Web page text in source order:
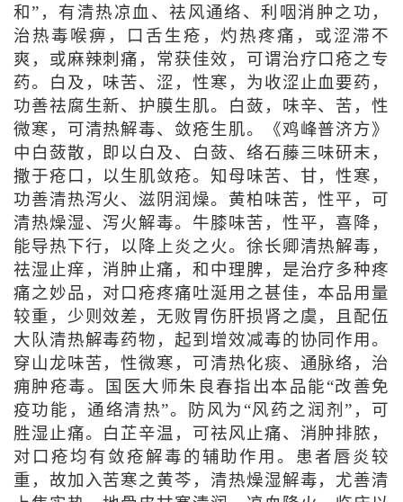
和”，有清热凉血、祛风通络、利咽消肿之功，
治热毒喉痹，口舌生疮，灼热疼痛，或涩滞不
爽，或麻辣刺痛，常获佳效，可谓治疗口疮之专
药。白及，味苦、涩，性寒，为收涩止血要药，
功善祛腐生新、护膜生肌。白蔹，味辛、苦，性
微寒，可清热解毒、敛疮生肌。《鸡峰普济方》
中白蔹散，即以白及、白蔹、络石藤三味研末，
撒于疮口，以生肌敛疮。知母味苦、甘，性寒，
功善清热泻火、滋阴润燥。黄柏味苦，性平，可
清热燥湿、泻火解毒。牛膝味苦，性平，喜降，
能导热下行，以降上炎之火。徐长卿清热解毒，
祛湿止痒，消肿止痛，和中理脾，是治疗多种疼
痛之妙品，对口疮疼痛吐涎用之甚佳，本品用量
较重，少则效差，无败胃伤肝损肾之虞，且配伍
大队清热解毒药物，起到增效减毒的协同作用。
穿山龙味苦，性微寒，可清热化痰、通脉络，治
痈肿疮毒。国医大师朱良春指出本品能“改善免
疫功能，通络清热”。防风为“风药之润剂”，可
胜湿止痛。白芷辛温，可祛风止痛、消肿排脓，
对口疮均有敛疮解毒的辅助作用。患者唇炎较
重，故加入苦寒之黄芩，清热燥湿解毒，尤善清